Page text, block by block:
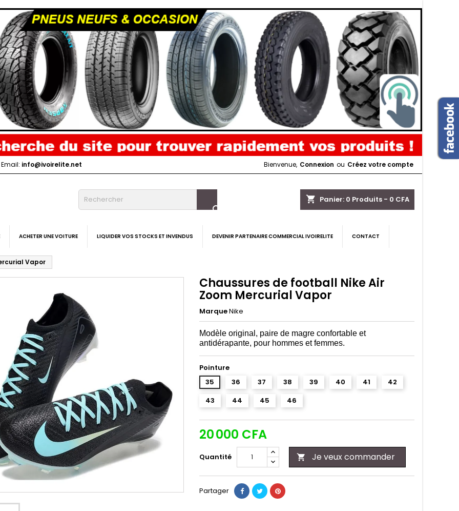
Email: info@ivoirelite.net Bienvenue, Connexion ou Créez votre compte
shopping_cart Panier: 0 Produits - 0 CFA

ACHETER UNE VOITURE LIQUIDER VOS STOCKS ET INVENDUS DEVENIR PARTENAIRE COMMERCIAL IVOIRELITE CONTACT
Vapor
Chaussures de football Nike Air
Zoom Mercurial Vapor
MarqueNike
Modèle original, paire de magre confortable et
antidérapante, pour hommes et femmes.
Pointure
35
36 37 38 39 40 41
42
43
44 45 46
20 000 CFA
Quantité  Je veux commander
Partager